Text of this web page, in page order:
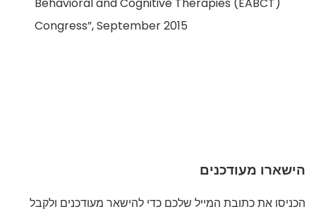
Behavioral and Cognitive Therapies (EABCT)
Congress”, September 2015
הישארו מעודכנים
הכניסו את כתובת המייל שלכם כדי להישאר מעודכנים ולקבל